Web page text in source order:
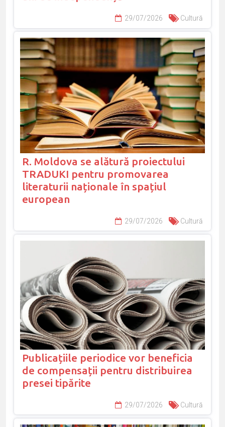
29/07/2026 Cultură
R. Moldova se alătură proiectului
TRADUKI pentru promovarea
literaturii naționale în spațiul
european
29/07/2026 Cultură
Publicațiile periodice vor beneficia
de compensații pentru distribuirea
presei tipărite
29/07/2026 Cultură